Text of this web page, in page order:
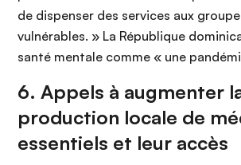
de dispenser des services aux
vulnérables. » La République
santé mentale comme « une
6. Appels à augmenter
production locale de
essentiels et leur accès